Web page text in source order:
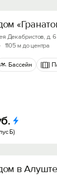
Декабристов, д.
· 1105 м до центра
Бассейн
Б)
в Алуште